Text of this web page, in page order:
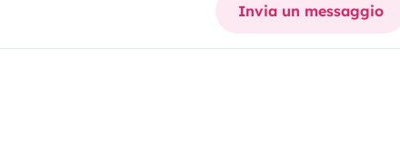
Invia un messaggio